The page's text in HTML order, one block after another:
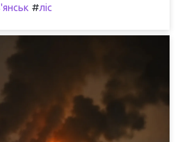
#ліс